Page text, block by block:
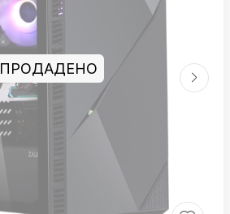
ПРОДАДЕНО